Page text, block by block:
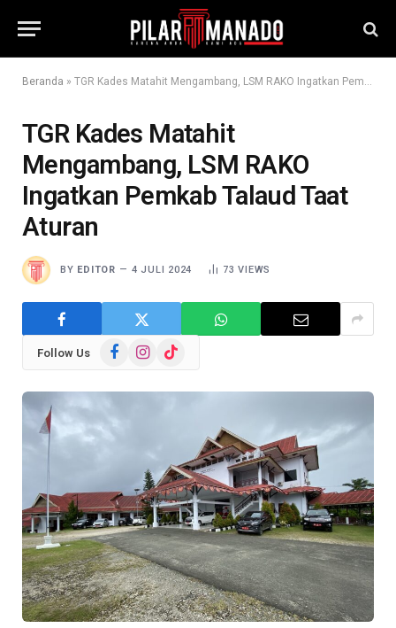
Beranda » TGR Kades Matahit Mengambang, LSM RAKO Ingatkan Pemkab Talaud Taat Aturan
TGR Kades Matahit
Mengambang, LSM RAKO
Ingatkan Pemkab Talaud Taat
Aturan
BY EDITOR 4 JULI 2024 73VIEWS
Follow Us FacebookInstagram
TikTok